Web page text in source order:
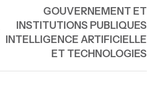
GOUVERNEMENT ET
INSTITUTIONS PUBLIQUES
INTELLIGENCE ARTIFICIELLE
ET TECHNOLOGIES